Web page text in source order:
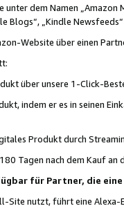
dem Namen „Amazon
Blogs“, „Kindle
Website über einen
über unsere 1-Click-
indem er es in seinen
Produkt durch
Tagen nach dem Kauf an
für Partner, die
Site nutzt, führt eine